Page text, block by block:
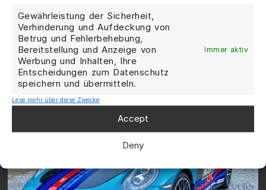
Gewährleistung der Sicherheit,
Verhinderung und Aufdeckung von
Betrug und Fehlerbehebung,
Bereitstellung und Anzeige von
Werbung und Inhalten, Ihre
Entscheidungen zum Datenschutz
speichern und übermitteln.
Immer aktiv
Lese mehr über diese Zwecke
Accept
Deny